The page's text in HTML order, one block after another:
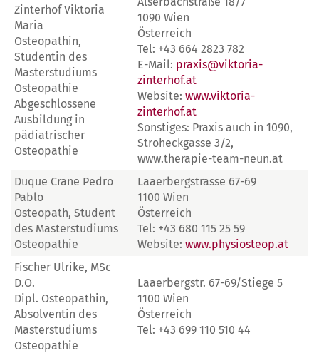
Zinterhof Viktoria
Maria
Osteopathin,
Studentin des
Masterstudiums
Osteopathie
Abgeschlossene
Ausbildung in
pädiatrischer
Osteopathie
1090 Wien
Österreich
Tel: +43 664 2823 782
E-Mail: praxis@viktoria-
zinterhof.at
Website: www.viktoria-
zinterhof.at
Sonstiges: Praxis auch in 1090,
Stroheckgasse 3/2,
www.therapie-team-neun.at
Duque Crane Pedro
Pablo
Osteopath, Student
des Masterstudiums
Osteopathie
Laaerbergstrasse 67-69
1100 Wien
Österreich
Tel: +43 680 115 25 59
Website: www.physiosteop.at
Fischer Ulrike, MSc
D.O.
Dipl. Osteopathin,
Absolventin des
Masterstudiums
Osteopathie
Laaerbergstr. 67-69/Stiege 5
1100 Wien
Österreich
Tel: +43 699 110 510 44